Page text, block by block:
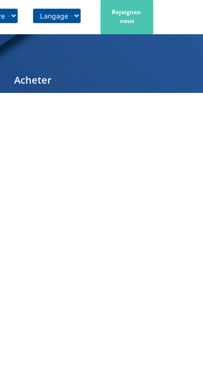
Rejoignez-
nous
Acheter